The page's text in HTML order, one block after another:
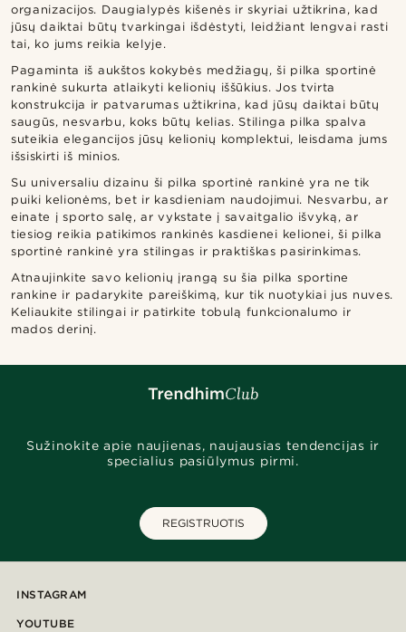
organizacijos. Daugialypės kišenės ir skyriai užtikrina, kad
jūsų daiktai būtų tvarkingai išdėstyti, leidžiant lengvai rasti
tai, ko jums reikia kelyje.
Pagaminta iš aukštos kokybės medžiagų, ši pilka sportinė
rankinė sukurta atlaikyti kelionių iššūkius. Jos tvirta
konstrukcija ir patvarumas užtikrina, kad jūsų daiktai būtų
saugūs, nesvarbu, koks būtų kelias. Stilinga pilka spalva
suteikia elegancijos jūsų kelionių komplektui, leisdama jums
išsiskirti iš minios.
Su universaliu dizainu ši pilka sportinė rankinė yra ne tik
puiki kelionėms, bet ir kasdieniam naudojimui. Nesvarbu, ar
einate į sporto salę, ar vykstate į savaitgalio išvyką, ar
tiesiog reikia patikimos rankinės kasdienei kelionei, ši pilka
sportinė rankinė yra stilingas ir praktiškas pasirinkimas.
Atnaujinkite savo kelionių įrangą su šia pilka sportine
rankine ir padarykite pareiškimą, kur tik nuotykiai jus nuves.
Keliaukite stilingai ir patirkite tobulą funkcionalumo ir
mados derinį.
Sužinokite apie naujienas, naujausias tendencijas ir
specialius pasiūlymus pirmi.
REGISTRUOTIS
INSTAGRAM
YOUTUBE